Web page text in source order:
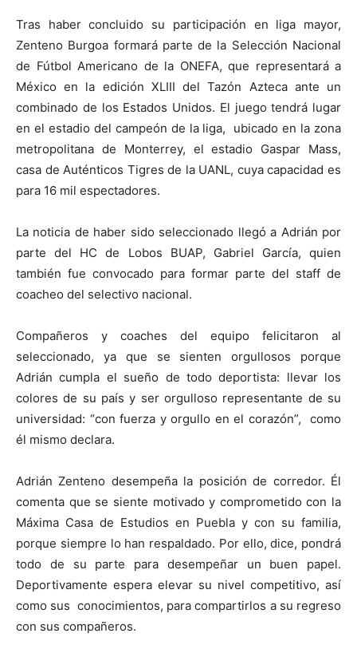
Tras haber concluido su participación en liga mayor,
Zenteno Burgoa formará parte de la Selección Nacional
de Fútbol Americano de la ONEFA, que representará a
México en la edición XLIII del Tazón Azteca ante un
combinado de los Estados Unidos. El juego tendrá lugar
en el estadio del campeón de la liga, ubicado en la zona
metropolitana de Monterrey, el estadio Gaspar Mass,
casa de Auténticos Tigres de la UANL, cuya capacidad es
para 16 mil espectadores.
La noticia de haber sido seleccionado llegó a Adrián por
parte del HC de Lobos BUAP, Gabriel García, quien
también fue convocado para formar parte del staff de
coacheo del selectivo nacional.
Compañeros y coaches del equipo felicitaron al
seleccionado, ya que se sienten orgullosos porque
Adrián cumpla el sueño de todo deportista: llevar los
colores de su país y ser orgulloso representante de su
universidad: “con fuerza y orgullo en el corazón”, como
él mismo declara.
Adrián Zenteno desempeña la posición de corredor. Él
comenta que se siente motivado y comprometido con la
Máxima Casa de Estudios en Puebla y con su familia,
porque siempre lo han respaldado. Por ello, dice, pondrá
todo de su parte para desempeñar un buen papel.
Deportivamente espera elevar su nivel competitivo, así
como sus conocimientos, para compartirlos a su regreso
con sus compañeros.